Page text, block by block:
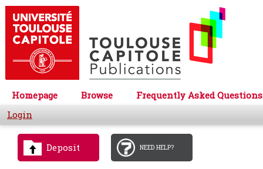
Homepage Browse
Frequently Asked Questions
Login
Deposit NEED HELP?